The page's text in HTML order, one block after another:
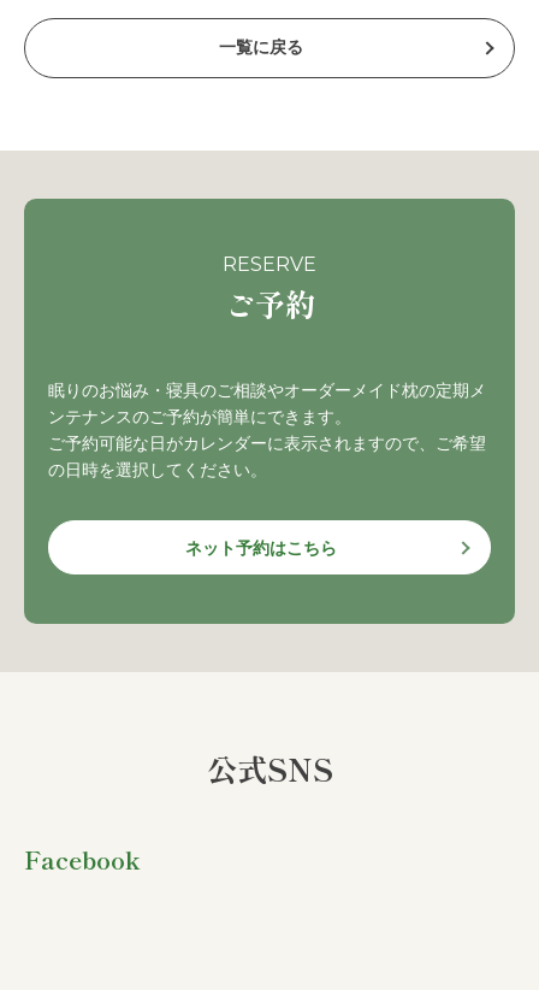
一覧に戻る
RESERVE
ご予約
眠りのお悩み・寝具のご相談やオーダーメイド枕の定期メ
ンテナンスのご予約が簡単にできます。
ご予約可能な日がカレンダーに表示されますので、ご希望
の日時を選択してください。
ネット予約はこちら
公式SNS
Facebook